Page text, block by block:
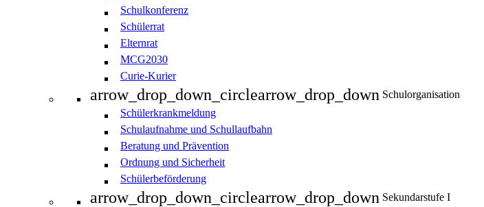
Schulkonferenz
Schülerrat
Elternrat
MCG2030
Curie-Kurier
arrow_drop_down_circlearrow_drop_down Schulorganisation
Schülerkrankmeldung
Schulaufnahme und Schullaufbahn
Beratung und Prävention
Ordnung und Sicherheit
Schülerbeförderung
arrow_drop_down_circlearrow_drop_down Sekundarstufe I